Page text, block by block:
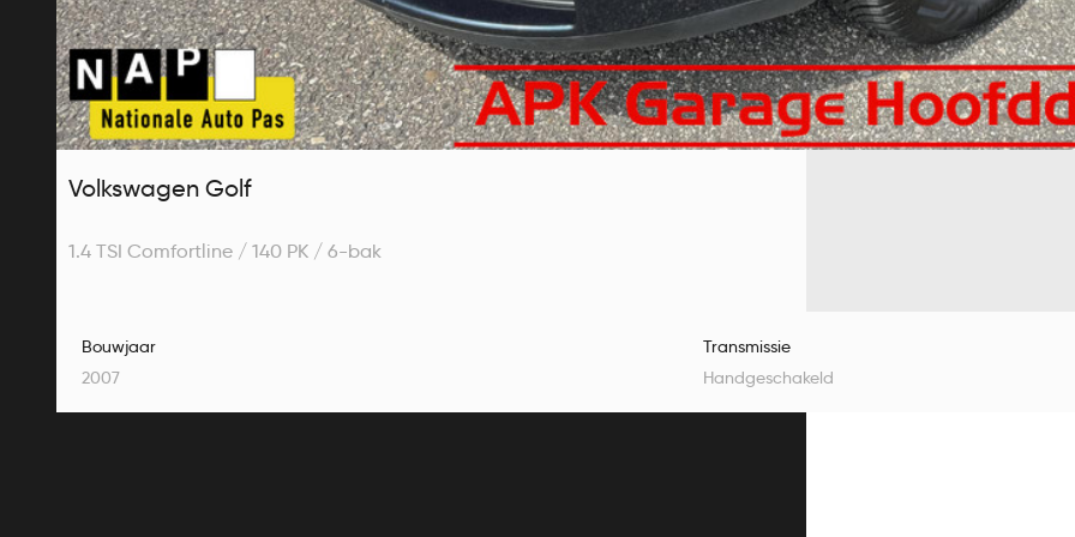
Volkswagen Golf
1.4 TSI Comfortline / 140 PK / 6-bak
Bouwjaar
2007
Transmissie
Handgeschakeld